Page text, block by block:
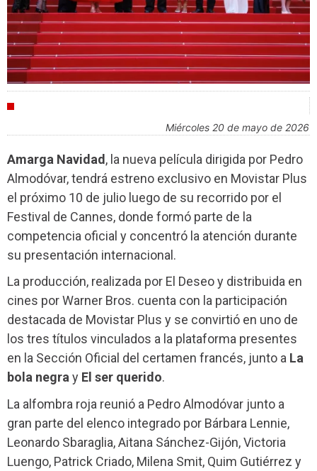
miércoles 20 de mayo de 2026
Amarga Navidad, la nueva película dirigida por Pedro
Almodóvar, tendrá estreno exclusivo en Movistar Plus
el próximo 10 de julio luego de su recorrido por el
Festival de Cannes, donde formó parte de la
competencia oficial y concentró la atención durante
su presentación internacional.
La producción, realizada por El Deseo y distribuida en
cines por Warner Bros. cuenta con la participación
destacada de Movistar Plus y se convirtió en uno de
los tres títulos vinculados a la plataforma presentes
en la Sección Oficial del certamen francés, junto a La
bola negray El ser querido.
La alfombra roja reunió a Pedro Almodóvar junto a
gran parte del elenco integrado por Bárbara Lennie,
Leonardo Sbaraglia, Aitana Sánchez-Gijón, Victoria
Luengo, Patrick Criado, Milena Smit, Quim Gutiérrez y